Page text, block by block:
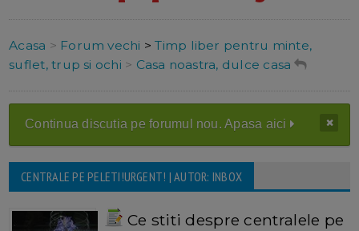
Acasa > Forum vechi >Timp liber pentru minte,
suflet, trup si ochi > Casa noastra, dulce casa
Continua discutia pe forumul nou. Apasa aici
CENTRALE PE PELETI!URGENT! | AUTOR: INBOX
Ce stiti despre centralele pe